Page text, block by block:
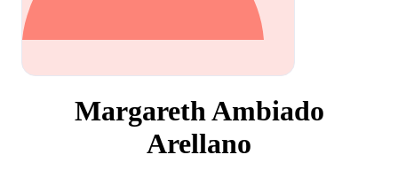
Margareth Ambiado
Arellano